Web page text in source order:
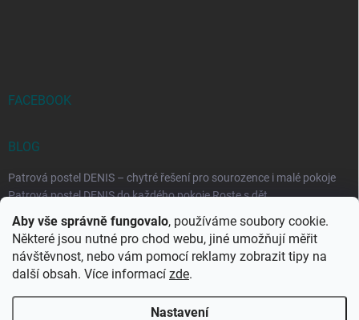
Aby vše správně fungovalo, používáme soubory cookie.
Některé jsou nutné pro chod webu, jiné umožňují měřit
návštěvnost, nebo vám pomocí reklamy zobrazit tipy na
další obsah. Více informací zde.
Nastavení
FACEBOOK
BLOG
Patrová postel DENIS – chytré řešení pro sourozence i malé pokoje
Patrová postel DENIS do každého pokoje Roste s dět...
Rozkládací postele RELAX – ideální řešení pro malé prostory i
každodenní spaní
Rozkládací postel, která se přizpůsobí vašemu živo...